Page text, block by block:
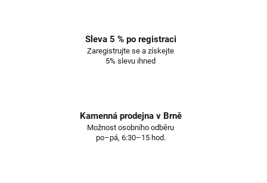
Sleva 5 % po registraci
Zaregistrujte se a získejte
5% slevu ihned
Kamenná prodejna v Brně
Možnost osobního odběru
po–pá, 6:30–15 hod.